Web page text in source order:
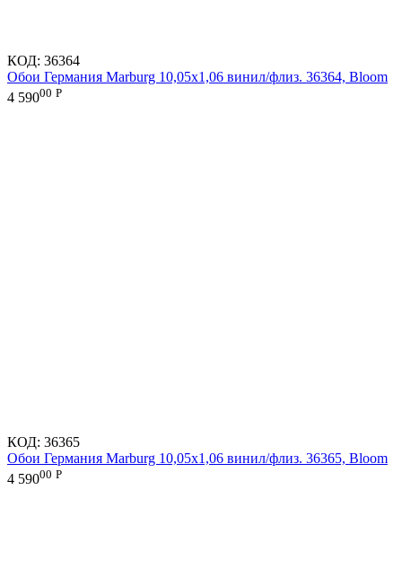
КОД: 36364
Обои Германия Marburg 10,05x1,06 винил/флиз. 36364, Bloom
4 59000 Р
КОД: 36365
Обои Германия Marburg 10,05x1,06 винил/флиз. 36365, Bloom
4 59000 Р